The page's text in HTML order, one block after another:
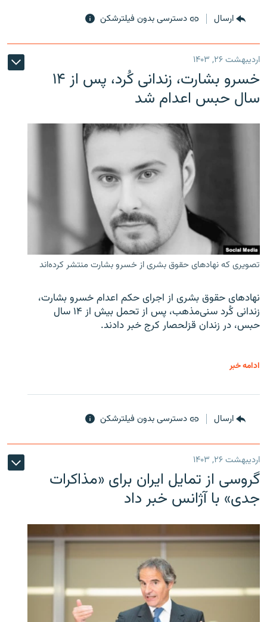
ارسال دسترسی بدون فیلترشکن
اردیبهشت ۲۶, ۱۴۰۳
خسرو بشارت، زندانی کُرد، پس از ۱۴
سال حبس اعدام شد
تصویری که نهادهای حقوق بشری از خسرو بشارت منتشر کرده‌اند
نهادهای حقوق بشری از اجرای حکم اعدام خسرو بشارت،
زندانی کُرد سنی‌مذهب، پس از تحمل بیش از ۱۴ سال
حبس، در زندان قزلحصار کرج خبر دادند.
ادامه خبر
ارسال دسترسی بدون فیلترشکن
اردیبهشت ۲۶, ۱۴۰۳
گروسی از تمایل ایران برای «مذاکرات
جدی» با آژانس خبر داد